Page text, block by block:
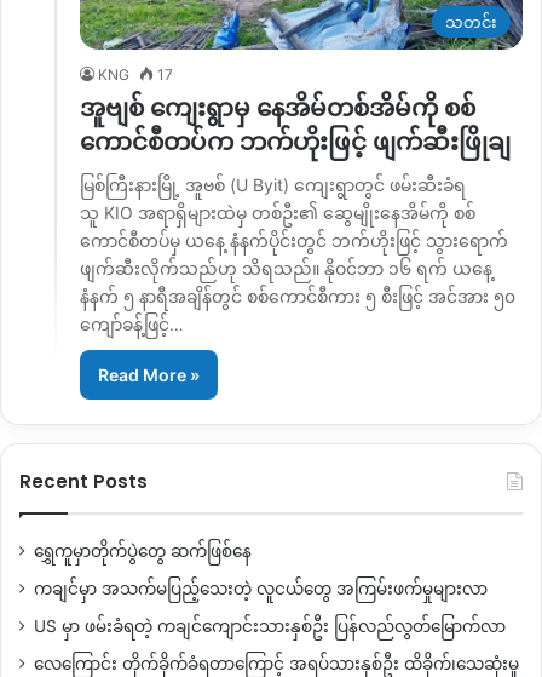
သတင်း
KNG 17
အူဗျစ် ကျေးရွာမှ နေအိမ်တစ်အိမ်ကို စစ်
ကောင်စီတပ်က ဘက်ဟိုးဖြင့် ဖျက်ဆီးဖြိုချ
မြစ်ကြီးနားမြို့ အူဗစ် (U Byit) ကျေးရွာတွင် ဖမ်းဆီးခံရ
သူ KIO အရာရှိများထဲမှ တစ်ဦး၏ ဆွေမျိုးနေအိမ်ကို စစ်
ကောင်စီတပ်မှ ယနေ့ နံနက်ပိုင်းတွင် ဘက်ဟိုးဖြင့် သွားရောက်
ဖျက်ဆီးလိုက်သည်ဟု သိရသည်။ နိုဝင်ဘာ ၁၆ ရက် ယနေ့
နံနက် ၅ နာရီအချိန်တွင် စစ်ကောင်စီကား ၅ စီးဖြင့် အင်အား ၅၀
ကျော်ခန့်ဖြင့်…
Read More »
Recent Posts
ရွှေကူမှာတိုက်ပွဲတွေ ဆက်ဖြစ်နေ
ကချင်မှာ အသက်မပြည့်သေးတဲ့ လူငယ်တွေ အကြမ်းဖက်မှုများလာ
US မှာ ဖမ်းခံရတဲ့ ကချင်ကျောင်းသားနှစ်ဦး ပြန်လည်လွတ်မြောက်လာ
လေကြောင်း တိုက်ခိုက်ခံရတာကြောင့် အရပ်သားနှစ်ဦး ထိခိုက်၊သေဆုံးမှု